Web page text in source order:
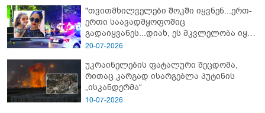
"თვითმხილველები შოკში იყვნენ...ერთ-
ერთი საავადმყოფოშიც
გადაიყვანეს...დიახ, ეს მკვლელობა იყო"
- გორში დატრიალებული ტრაგედიის
20-07-2026
უკრაინელების ფატალური შეცდომა,
რითაც კარგად ისარგებლა პუტინის
„ისკანდერმა“
10-07-2026